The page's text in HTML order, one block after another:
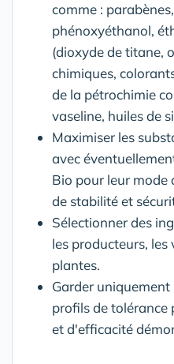
comme :
phénoxyéthanol,
(dioxyde de titane,
chimiques,
de la pétrochimie
vaseline, huiles de
Maximiser les
avec
Bio pour leur mode
de stabilité et
Sélectionner des
les producteurs, les
plantes.
Garder uniquement
profils de tolérance
et d'efficacité